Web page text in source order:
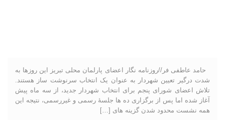
حامد عاطفی فر//روزنامه نگار اعضای پارلمان محلی تبریز این روزها به
شدت درگیر تعیین شهردار به عنوان یک انتخاب سرنوشت ساز هستند.
تلاش اعضای شورای پنجم برای انتخاب شهردار جدید، از سه ماه پیش
آغاز شده اما پس از برگزاری ده ها جلسۀ رسمی و غیررسمی، نتیجه این
همه نشست محدود شدن گزینه های […]